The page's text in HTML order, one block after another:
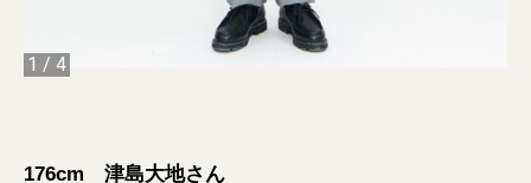
1 / 4
176cm 津島大地さん